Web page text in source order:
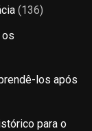
(136)
os
los após
para o